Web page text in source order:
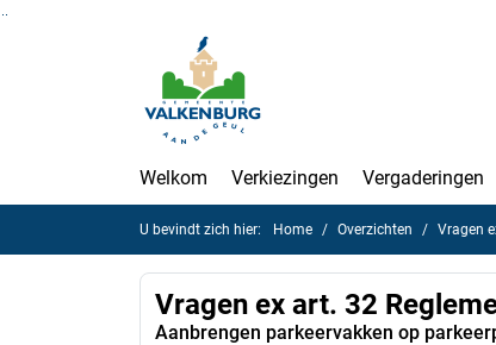
Welkom Verkiezingen Vergaderingen
U bevindt zich hier: Home Overzichten Vragen
Vragen ex art. 32
Aanbrengen parkeervakken op